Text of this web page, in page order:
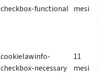
checkbox-functional mesi
cookielawinfo-
checkbox-necessary
11
mesi